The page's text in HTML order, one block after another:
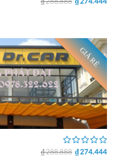
GIÁ RẺ
₫ 288.888 ₫ 274.444